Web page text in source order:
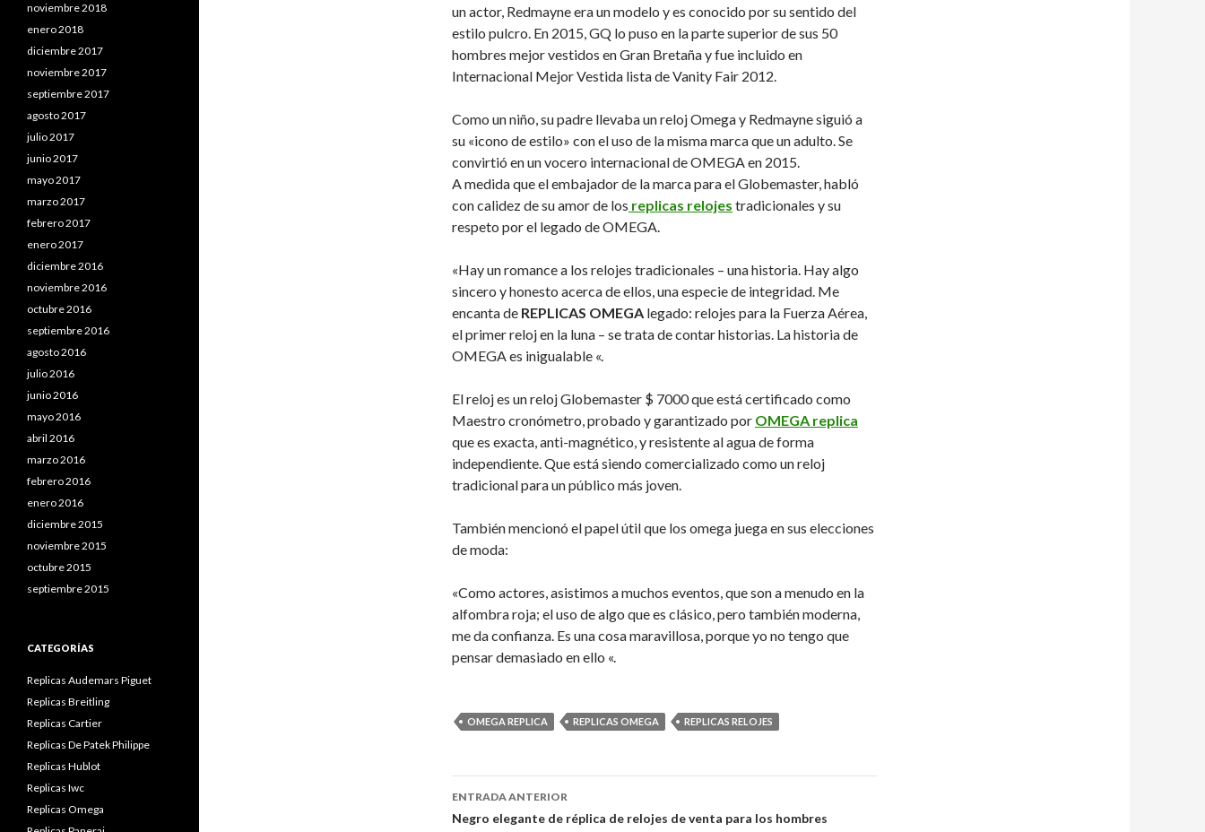
un actor, Redmayne era un modelo y es conocido por su sentido del
estilo pulcro. En 2015, GQ lo puso en la parte superior de sus 50
hombres mejor vestidos en Gran Bretaña y fue incluido en
Internacional Mejor Vestida lista de Vanity Fair 2012.
Como un niño, su padre llevaba un reloj Omega y Redmayne siguió a
su «icono de estilo» con el uso de la misma marca que un adulto. Se
convirtió en un vocero internacional de OMEGA en 2015.
A medida que el embajador de la marca para el Globemaster, habló
con calidez de su amor de los replicas relojes tradicionales y su
respeto por el legado de OMEGA.
«Hay un romance a los relojes tradicionales – una historia. Hay algo
sincero y honesto acerca de ellos, una especie de integridad. Me
encanta de REPLICAS OMEGA legado: relojes para la Fuerza Aérea,
el primer reloj en la luna – se trata de contar historias. La historia de
OMEGA es inigualable «.
El reloj es un reloj Globemaster $ 7000 que está certificado como
Maestro cronómetro, probado y garantizado por OMEGA replica
que es exacta, anti-magnético, y resistente al agua de forma
independiente. Que está siendo comercializado como un reloj
tradicional para un público más joven.
También mencionó el papel útil que los omega juega en sus elecciones
de moda:
«Como actores, asistimos a muchos eventos, que son a menudo en la
alfombra roja; el uso de algo que es clásico, pero también moderna,
me da confianza. Es una cosa maravillosa, porque yo no tengo que
pensar demasiado en ello «.
OMEGA REPLICA REPLICAS OMEGA REPLICAS RELOJES
Ir
a
ENTRADA ANTERIOR
Negro elegante de réplica de relojes de venta para los hombres
noviembre 2018
enero 2018
diciembre 2017
noviembre 2017
septiembre 2017
agosto 2017
julio 2017
junio 2017
mayo 2017
marzo 2017
febrero 2017
enero 2017
diciembre 2016
noviembre 2016
octubre 2016
septiembre 2016
agosto 2016
julio 2016
junio 2016
mayo 2016
abril 2016
marzo 2016
febrero 2016
enero 2016
diciembre 2015
noviembre 2015
octubre 2015
septiembre 2015
CATEGORÍAS
Replicas Audemars Piguet
Replicas Breitling
Replicas Cartier
Replicas De Patek Philippe
Replicas Hublot
Replicas Iwc
Replicas Omega